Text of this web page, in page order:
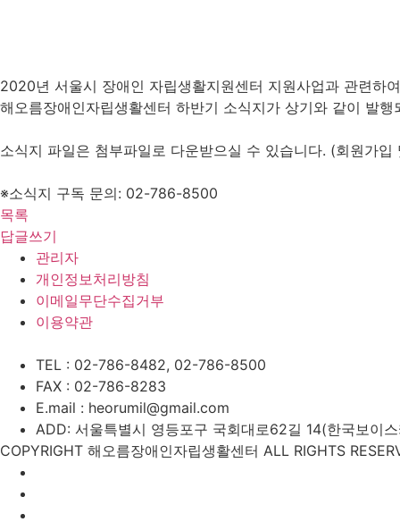
2020년 서울시 장애인 자립생활지원센터 지원사업과 관련하여
해오름장애인자립생활센터 하반기 소식지가 상기와 같이 발행
소식지 파일은 첨부파일로 다운받으실 수 있습니다. (회원가입
※소식지 구독 문의: 02-786-8500
목록
답글쓰기
관리자
개인정보처리방침
이메일무단수집거부
이용약관
TEL : 02-786-8482, 02-786-8500
FAX : 02-786-8283
E.mail : heorumil@gmail.com
ADD: 서울특별시 영등포구 국회대로62길 14(한국보이
COPYRIGHT 해오름장애인자립생활센터 ALL RIGHTS